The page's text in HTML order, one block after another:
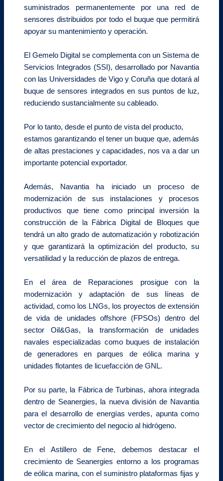
suministrados permanentemente por una red de
sensores distribuidos por todo el buque que permitirá
apoyar su mantenimiento y operación.
El Gemelo Digital se complementa con un Sistema de
Servicios Integrados (SSI), desarrollado por Navantia
con las Universidades de Vigo y Coruña que dotará al
buque de sensores integrados en sus puntos de luz,
reduciendo sustancialmente su cableado.
Por lo tanto, desde el punto de vista del producto,
estamos garantizando el tener un buque que, además
de altas prestaciones y capacidades, nos va a dar un
importante potencial exportador.
Además, Navantia ha iniciado un proceso de
modernización de sus instalaciones y procesos
productivos que tiene como principal inversión la
construcción de la Fábrica Digital de Bloques que
tendrá un alto grado de automatización y robotización
y que garantizará la optimización del producto, su
versatilidad y la reducción de plazos de entrega.
En el área de Reparaciones prosigue con la
modernización y adaptación de sus líneas de
actividad, como los LNGs, los proyectos de extensión
de vida de unidades offshore (FPSOs) dentro del
sector Oil&Gas, la transformación de unidades
navales especializadas como buques de instalación
de generadores en parques de eólica marina y
unidades flotantes de licuefacción de GNL.
Por su parte, la Fábrica de Turbinas, ahora integrada
dentro de Seanergies, la nueva división de Navantia
para el desarrollo de energías verdes, apunta como
vector de crecimiento del negocio al hidrógeno.
En el Astillero de Fene, debemos destacar el
crecimiento de Seanergies entorno a los programas
de eólica marina, con el suministro plataformas fijas y